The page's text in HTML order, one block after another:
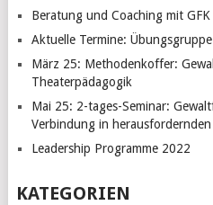
Beratung und Coaching mit GFK
Aktuelle Termine:
März 25: Methodenkoffer:
Theaterpädagogik
Mai 25: 2-tages-Seminar:
Verbindung in herausfordernden
Leadership Programme 2022
KATEGORIEN